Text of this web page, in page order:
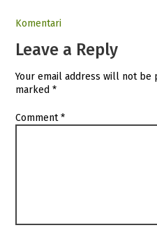
Komentari
Leave a Reply
Your email address will not be
marked*
Comment*